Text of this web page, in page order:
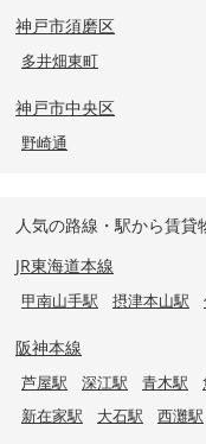
神戸市須磨区
多井畑東町
神戸市中央区
野崎通
人気の路線・駅から賃貸
JR東海道本線
甲南山手駅 摂津本山駅
阪神本線
芦屋駅 深江駅 青木駅
新在家駅
大石駅 西灘駅